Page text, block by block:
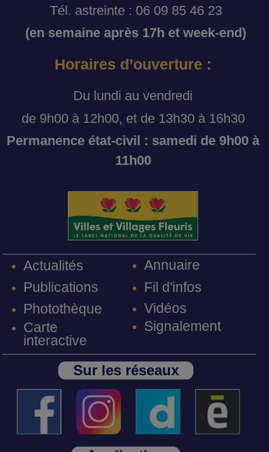
Tél. astreinte : 06 09 85 46 23
(en semaine après 17h et week-end)
Horaires d’ouverture :
Du lundi au vendredi
de 9h00 à 12h00, et de 13h30 à 16h30
Permanence état-civil : samedi de 9h00 à
11h00
Actualités
Publications
Photothèque
Carte
interactive
Annuaire
Fil d'infos
Vidéos
Signalement
Sur les réseaux